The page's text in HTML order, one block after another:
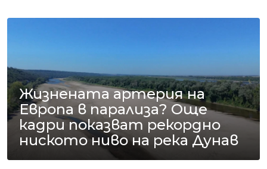
Жизнената артерия на
Европа в парализа? Още
кадри показват рекордно
ниското ниво на река Дунав